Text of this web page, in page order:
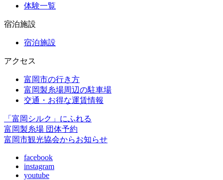
体験一覧
宿泊施設
宿泊施設
アクセス
富岡市の行き方
富岡製糸場周辺の駐車場
交通・お得な運賃情報
「富岡シルク」にふれる
富岡製糸場 団体予約
富岡市観光協会からお知らせ
facebook
instagram
youtube